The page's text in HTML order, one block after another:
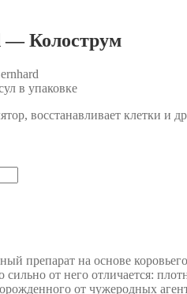
— Колострум
в упаковке
восстанавливает клетки и
препарат на основе
сильно от него отличается:
от чужеродных